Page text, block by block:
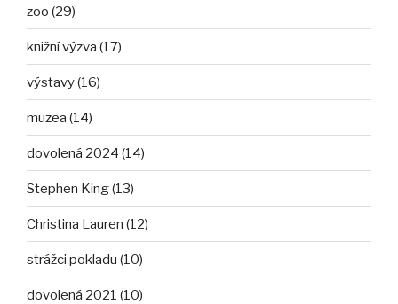
zoo (29)
knižní výzva (17)
výstavy (16)
muzea (14)
dovolená 2024 (14)
Stephen King (13)
Christina Lauren (12)
strážci pokladu (10)
dovolená 2021 (10)